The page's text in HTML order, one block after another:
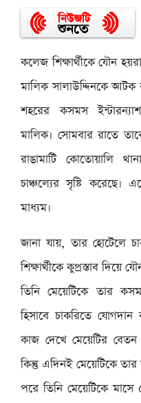
কলেজ শিক্ষার্থীকে যৌন
মালিক সালাউদ্দিনকে আটক
শহরের কসমস
মালিক। সোমবার রাতে
রাঙামাটি কোতোয়ালি
চাঞ্চল্যের সৃষ্টি
মাধ্যম।
জানা যায়, তার হোটেলে
শিক্ষার্থীকে কুপ্রস্তাব দিয়ে
তিনি মেয়েটিকে তার
হিসাবে চাকরিতে
কাজ দেখে মেয়েটির বেতন
কিন্তু এদিনই মেয়েটিকে তার
পরে তিনি মেয়েটিকে